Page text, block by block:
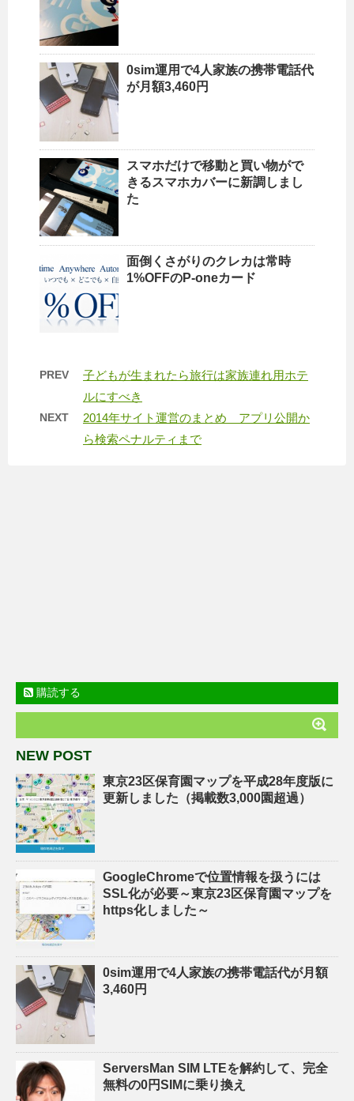
0sim運用で4人家族の携帯電話代
が月額3,460円
スマホだけで移動と買い物がで
きるスマホカバーに新調しまし
た
面倒くさがりのクレカは常時
1%OFFのP-oneカード
PREV
子どもが生まれたら旅行は家族連れ用ホテ
ルにすべき
NEXT
2014年サイト運営のまとめ アプリ公開か
ら検索ペナルティまで
購読する
NEW POST
東京23区保育園マップを平成28年度版に
更新しました（掲載数3,000園超過）
GoogleChromeで位置情報を扱うには
SSL化が必要～東京23区保育園マップを
https化しました～
0sim運用で4人家族の携帯電話代が月額
3,460円
ServersMan SIM LTEを解約して、完全
無料の0円SIMに乗り換え